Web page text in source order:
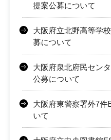
提案公募について
大阪府立北野高等学
募について
大阪府泉北府民セン
公募について
大阪府東警察署外7件
いて